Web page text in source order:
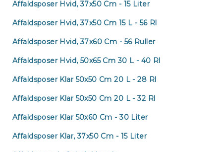
Affaldsposer Hvid, 37x50 Cm - 15 Liter
Affaldsposer Hvid, 37x50 Cm 15 L - 56 Rl
Affaldsposer Hvid, 37x60 Cm - 56 Ruller
Affaldsposer Hvid, 50x65 Cm 30 L - 40 Rl
Affaldsposer Klar 50x50 Cm 20 L - 28 Rl
Affaldsposer Klar 50x50 Cm 20 L - 32 Rl
Affaldsposer Klar 50x60 Cm - 30 Liter
Affaldsposer Klar, 37x50 Cm - 15 Liter